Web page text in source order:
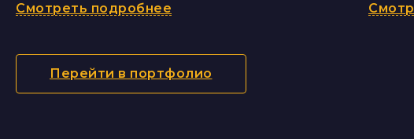
Смотреть подробнее
Перейти в портфолио